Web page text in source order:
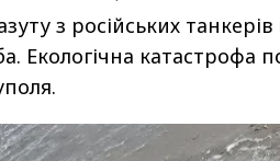
з російських
Екологічна катастрофа